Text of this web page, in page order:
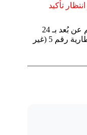
تأكيد
مجسم سيارة لامبورغيني بقياس 1:24، تحكم عن بُعد بـ 24
قناة، ألوان مختلطة: أحمر/أصفر، يستخدم بطارية رقم 5 (غير